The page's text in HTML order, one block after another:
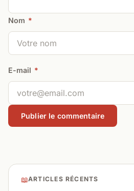
Nom *
E-mail *
📖ARTICLES RÉCENTS